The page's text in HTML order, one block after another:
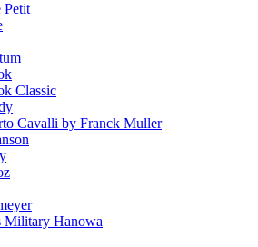
Petit
Classic
Cavalli by Franck Muller
Military Hanowa